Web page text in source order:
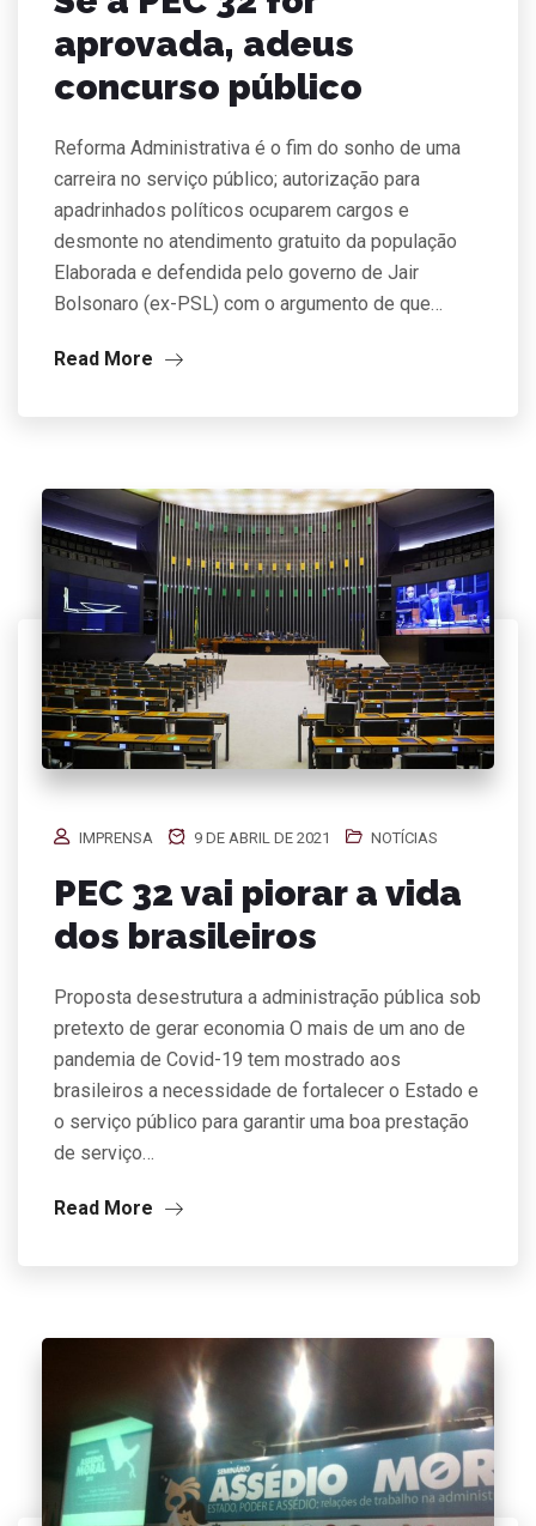
aprovada, adeus
concurso público
Reforma Administrativa é o fim do sonho de uma
carreira no serviço público; autorização para
apadrinhados políticos ocuparem cargos e
desmonte no atendimento gratuito da população
Elaborada e defendida pelo governo de Jair
Bolsonaro (ex-PSL) com o argumento de que…
Read More
IMPRENSA 9 DE ABRIL DE 2021 NOTÍCIAS
PEC 32 vai piorar a vida
dos brasileiros
Proposta desestrutura a administração pública sob
pretexto de gerar economia O mais de um ano de
pandemia de Covid-19 tem mostrado aos
brasileiros a necessidade de fortalecer o Estado e
o serviço público para garantir uma boa prestação
de serviço…
Read More